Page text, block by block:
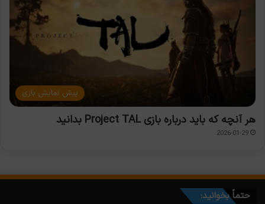
پیش نمایش بازی
هر آنچه که باید درباره بازی Project TAL بدانید
2026-01-29
حتماً بخوانید: